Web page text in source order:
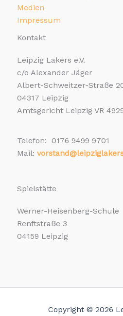
Medien
Impressum
Kontakt
Leipzig Lakers e.V.
c/o Alexander Jäger
Albert-Schweitzer-Straße
04317 Leipzig
Amtsgericht Leipzig VR
Telefon: 0176 9499 9701
Mail:
Spielstätte
Werner-Heisenberg-Schule
Renftstraße 3
04159 Leipzig
Copyright © 2026